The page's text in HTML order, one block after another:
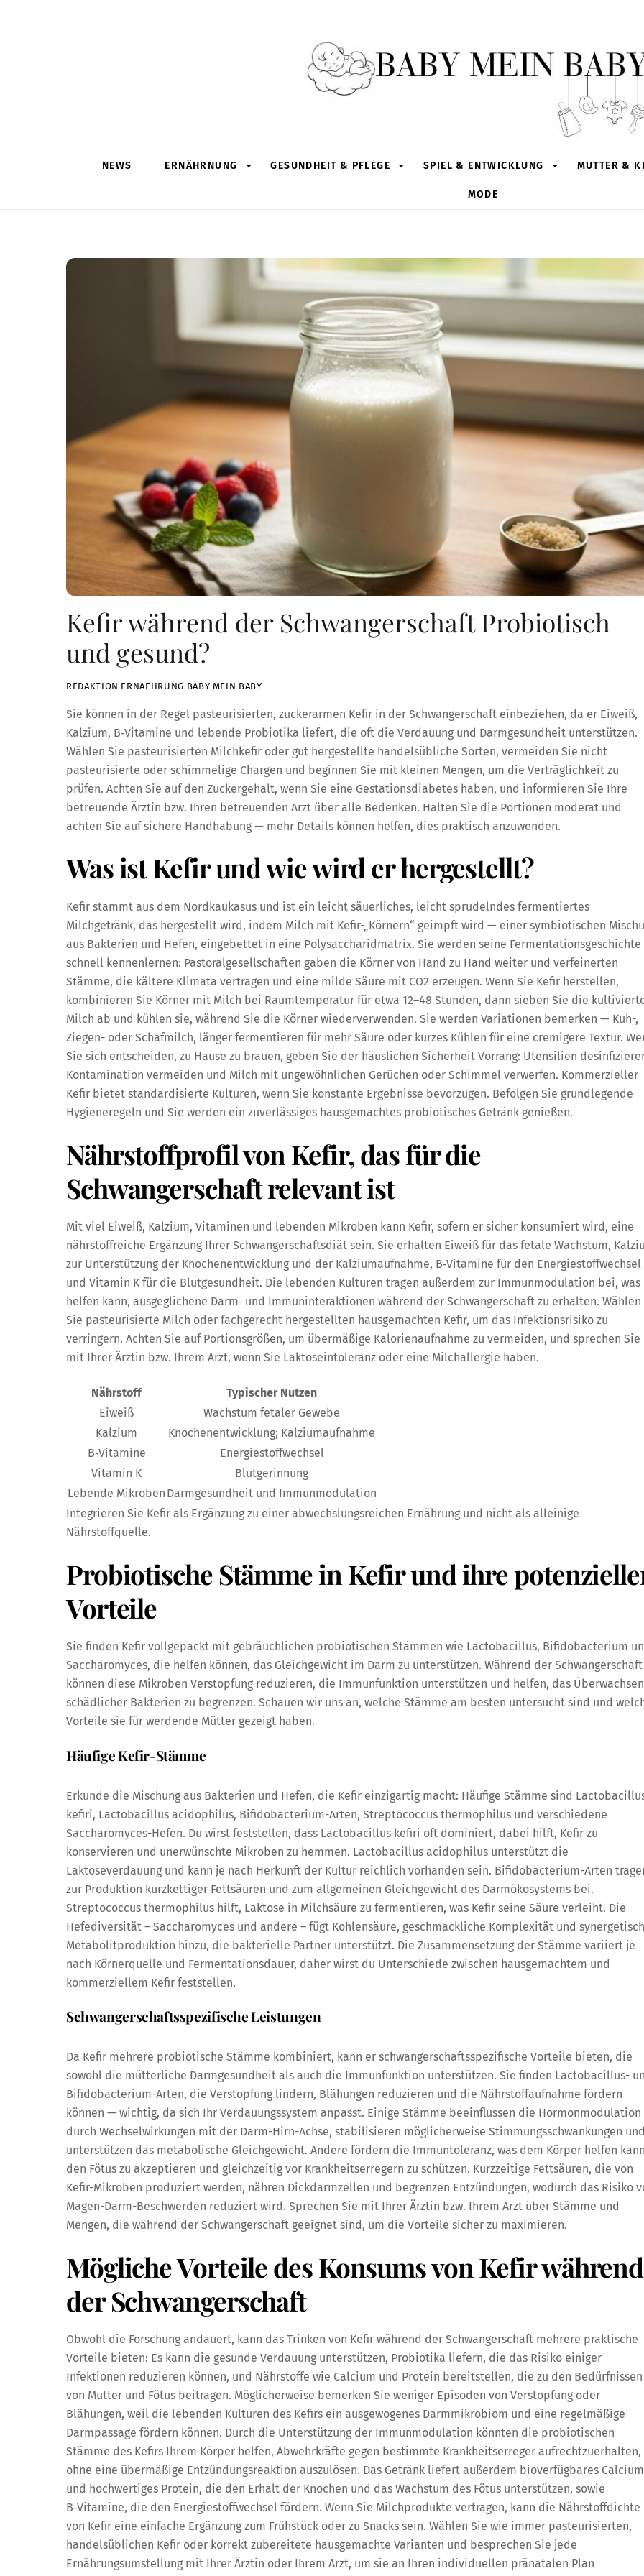
NEWS ERNÄHRNUNG GESUNDHEIT & PFLEGE SPIEL & ENTWICKLUNG MUTTER &
MODE
Kefir während der Schwangerschaft Probiotisch
und gesund?
REDAKTION ERNAEHRUNG BABY MEIN BABY
Sie können in der Regel pasteurisierten, zuckerarmen Kefir in der Schwangerschaft einbeziehen, da er Eiweiß,
Kalzium, B‑Vitamine und lebende Probiotika liefert, die oft die Verdauung und Darmgesundheit unterstützen.
Wählen Sie pasteurisierten Milchkefir oder gut hergestellte handelsübliche Sorten, vermeiden Sie nicht
pasteurisierte oder schimmelige Chargen und beginnen Sie mit kleinen Mengen, um die Verträglichkeit zu
prüfen. Achten Sie auf den Zuckergehalt, wenn Sie eine Gestationsdiabetes haben, und informieren Sie Ihre
betreuende Ärztin bzw. Ihren betreuenden Arzt über alle Bedenken. Halten Sie die Portionen moderat und
achten Sie auf sichere Handhabung — mehr Details können helfen, dies praktisch anzuwenden.
Was ist Kefir und wie wird er hergestellt?
Kefir stammt aus dem Nordkaukasus und ist ein leicht säuerliches, leicht sprudelndes fermentiertes
Milchgetränk, das hergestellt wird, indem Milch mit Kefir-„Körnern“ geimpft wird — einer symbiotischen
aus Bakterien und Hefen, eingebettet in eine Polysaccharidmatrix. Sie werden seine Fermentationsgeschichte
schnell kennenlernen: Pastoralgesellschaften gaben die Körner von Hand zu Hand weiter und verfeinerten
Stämme, die kältere Klimata vertragen und eine milde Säure mit CO2 erzeugen. Wenn Sie Kefir herstellen,
kombinieren Sie Körner mit Milch bei Raumtemperatur für etwa 12–48 Stunden, dann sieben Sie die
Milch ab und kühlen sie, während Sie die Körner wiederverwenden. Sie werden Variationen bemerken — Kuh-,
Ziegen- oder Schafmilch, länger fermentieren für mehr Säure oder kurzes Kühlen für eine cremigere Textur.
Sie sich entscheiden, zu Hause zu brauen, geben Sie der häuslichen Sicherheit Vorrang: Utensilien
Kontamination vermeiden und Milch mit ungewöhnlichen Gerüchen oder Schimmel verwerfen. Kommerzieller
Kefir bietet standardisierte Kulturen, wenn Sie konstante Ergebnisse bevorzugen. Befolgen Sie grundlegende
Hygieneregeln und Sie werden ein zuverlässiges hausgemachtes probiotisches Getränk genießen.
Nährstoffprofil von Kefir, das für die
Schwangerschaft relevant ist
Mit viel Eiweiß, Kalzium, Vitaminen und lebenden Mikroben kann Kefir, sofern er sicher konsumiert wird, eine
nährstoffreiche Ergänzung Ihrer Schwangerschaftsdiät sein. Sie erhalten Eiweiß für das fetale Wachstum,
zur Unterstützung der Knochenentwicklung und der Kalziumaufnahme, B‑Vitamine für den Energiestoffwechsel
und Vitamin K für die Blutgesundheit. Die lebenden Kulturen tragen außerdem zur Immunmodulation bei, was
helfen kann, ausgeglichene Darm‑ und Immuninteraktionen während der Schwangerschaft zu erhalten. Wählen
Sie pasteurisierte Milch oder fachgerecht hergestellten hausgemachten Kefir, um das Infektionsrisiko zu
verringern. Achten Sie auf Portionsgrößen, um übermäßige Kalorienaufnahme zu vermeiden, und sprechen Sie
mit Ihrer Ärztin bzw. Ihrem Arzt, wenn Sie Laktoseintoleranz oder eine Milchallergie haben.
Nährstoff
Typischer Nutzen
Eiweiß
Wachstum fetaler Gewebe
Kalzium
Knochenentwicklung; Kalziumaufnahme
B‑Vitamine
Energiestoffwechsel
Vitamin K
Blutgerinnung
Lebende Mikroben Darmgesundheit und Immunmodulation
Integrieren Sie Kefir als Ergänzung zu einer abwechslungsreichen Ernährung und nicht als alleinige
Nährstoffquelle.
Probiotische Stämme in Kefir und ihre
Vorteile
Sie finden Kefir vollgepackt mit gebräuchlichen probiotischen Stämmen wie Lactobacillus, Bifidobacterium
Saccharomyces, die helfen können, das Gleichgewicht im Darm zu unterstützen. Während der Schwangerschaft
können diese Mikroben Verstopfung reduzieren, die Immunfunktion unterstützen und helfen, das Überwachsen
schädlicher Bakterien zu begrenzen. Schauen wir uns an, welche Stämme am besten untersucht sind und
Vorteile sie für werdende Mütter gezeigt haben.
Häufige Kefir-Stämme
Erkunde die Mischung aus Bakterien und Hefen, die Kefir einzigartig macht: Häufige Stämme sind
kefiri, Lactobacillus acidophilus, Bifidobacterium-Arten, Streptococcus thermophilus und verschiedene
Saccharomyces-Hefen. Du wirst feststellen, dass Lactobacillus kefiri oft dominiert, dabei hilft, Kefir zu
konservieren und unerwünschte Mikroben zu hemmen. Lactobacillus acidophilus unterstützt die
Laktoseverdauung und kann je nach Herkunft der Kultur reichlich vorhanden sein. Bifidobacterium-Arten
zur Produktion kurzkettiger Fettsäuren und zum allgemeinen Gleichgewicht des Darmökosystems bei.
Streptococcus thermophilus hilft, Laktose in Milchsäure zu fermentieren, was Kefir seine Säure verleiht. Die
Hefediversität – Saccharomyces und andere – fügt Kohlensäure, geschmackliche Komplexität und
Metabolitproduktion hinzu, die bakterielle Partner unterstützt. Die Zusammensetzung der Stämme variiert je
nach Körnerquelle und Fermentationsdauer, daher wirst du Unterschiede zwischen hausgemachtem und
kommerziellem Kefir feststellen.
Schwangerschaftsspezifische Leistungen
Da Kefir mehrere probiotische Stämme kombiniert, kann er schwangerschaftsspezifische Vorteile bieten, die
sowohl die mütterliche Darmgesundheit als auch die Immunfunktion unterstützen. Sie finden Lactobacillus-
Bifidobacterium-Arten, die Verstopfung lindern, Blähungen reduzieren und die Nährstoffaufnahme fördern
können — wichtig, da sich Ihr Verdauungssystem anpasst. Einige Stämme beeinflussen die Hormonmodulation
durch Wechselwirkungen mit der Darm-Hirn-Achse, stabilisieren möglicherweise Stimmungsschwankungen
unterstützen das metabolische Gleichgewicht. Andere fördern die Immuntoleranz, was dem Körper helfen
den Fötus zu akzeptieren und gleichzeitig vor Krankheitserregern zu schützen. Kurzzeitige Fettsäuren, die von
Kefir-Mikroben produziert werden, nähren Dickdarmzellen und begrenzen Entzündungen, wodurch das Risiko
Magen-Darm-Beschwerden reduziert wird. Sprechen Sie mit Ihrer Ärztin bzw. Ihrem Arzt über Stämme und
Mengen, die während der Schwangerschaft geeignet sind, um die Vorteile sicher zu maximieren.
Mögliche Vorteile des Konsums von Kefir während
der Schwangerschaft
Obwohl die Forschung andauert, kann das Trinken von Kefir während der Schwangerschaft mehrere praktische
Vorteile bieten: Es kann die gesunde Verdauung unterstützen, Probiotika liefern, die das Risiko einiger
Infektionen reduzieren können, und Nährstoffe wie Calcium und Protein bereitstellen, die zu den Bedürfnissen
von Mutter und Fötus beitragen. Möglicherweise bemerken Sie weniger Episoden von Verstopfung oder
Blähungen, weil die lebenden Kulturen des Kefirs ein ausgewogenes Darmmikrobiom und eine regelmäßige
Darmpassage fördern können. Durch die Unterstützung der Immunmodulation könnten die probiotischen
Stämme des Kefirs Ihrem Körper helfen, Abwehrkräfte gegen bestimmte Krankheitserreger aufrechtzuerhalten,
ohne eine übermäßige Entzündungsreaktion auszulösen. Das Getränk liefert außerdem bioverfügbares Calcium
und hochwertiges Protein, die den Erhalt der Knochen und das Wachstum des Fötus unterstützen, sowie
B‑Vitamine, die den Energiestoffwechsel fördern. Wenn Sie Milchprodukte vertragen, kann die Nährstoffdichte
von Kefir eine einfache Ergänzung zum Frühstück oder zu Snacks sein. Wählen Sie wie immer pasteurisierten,
handelsüblichen Kefir oder korrekt zubereitete hausgemachte Varianten und besprechen Sie jede
Ernährungsumstellung mit Ihrer Ärztin oder Ihrem Arzt, um sie an Ihren individuellen pränatalen Plan